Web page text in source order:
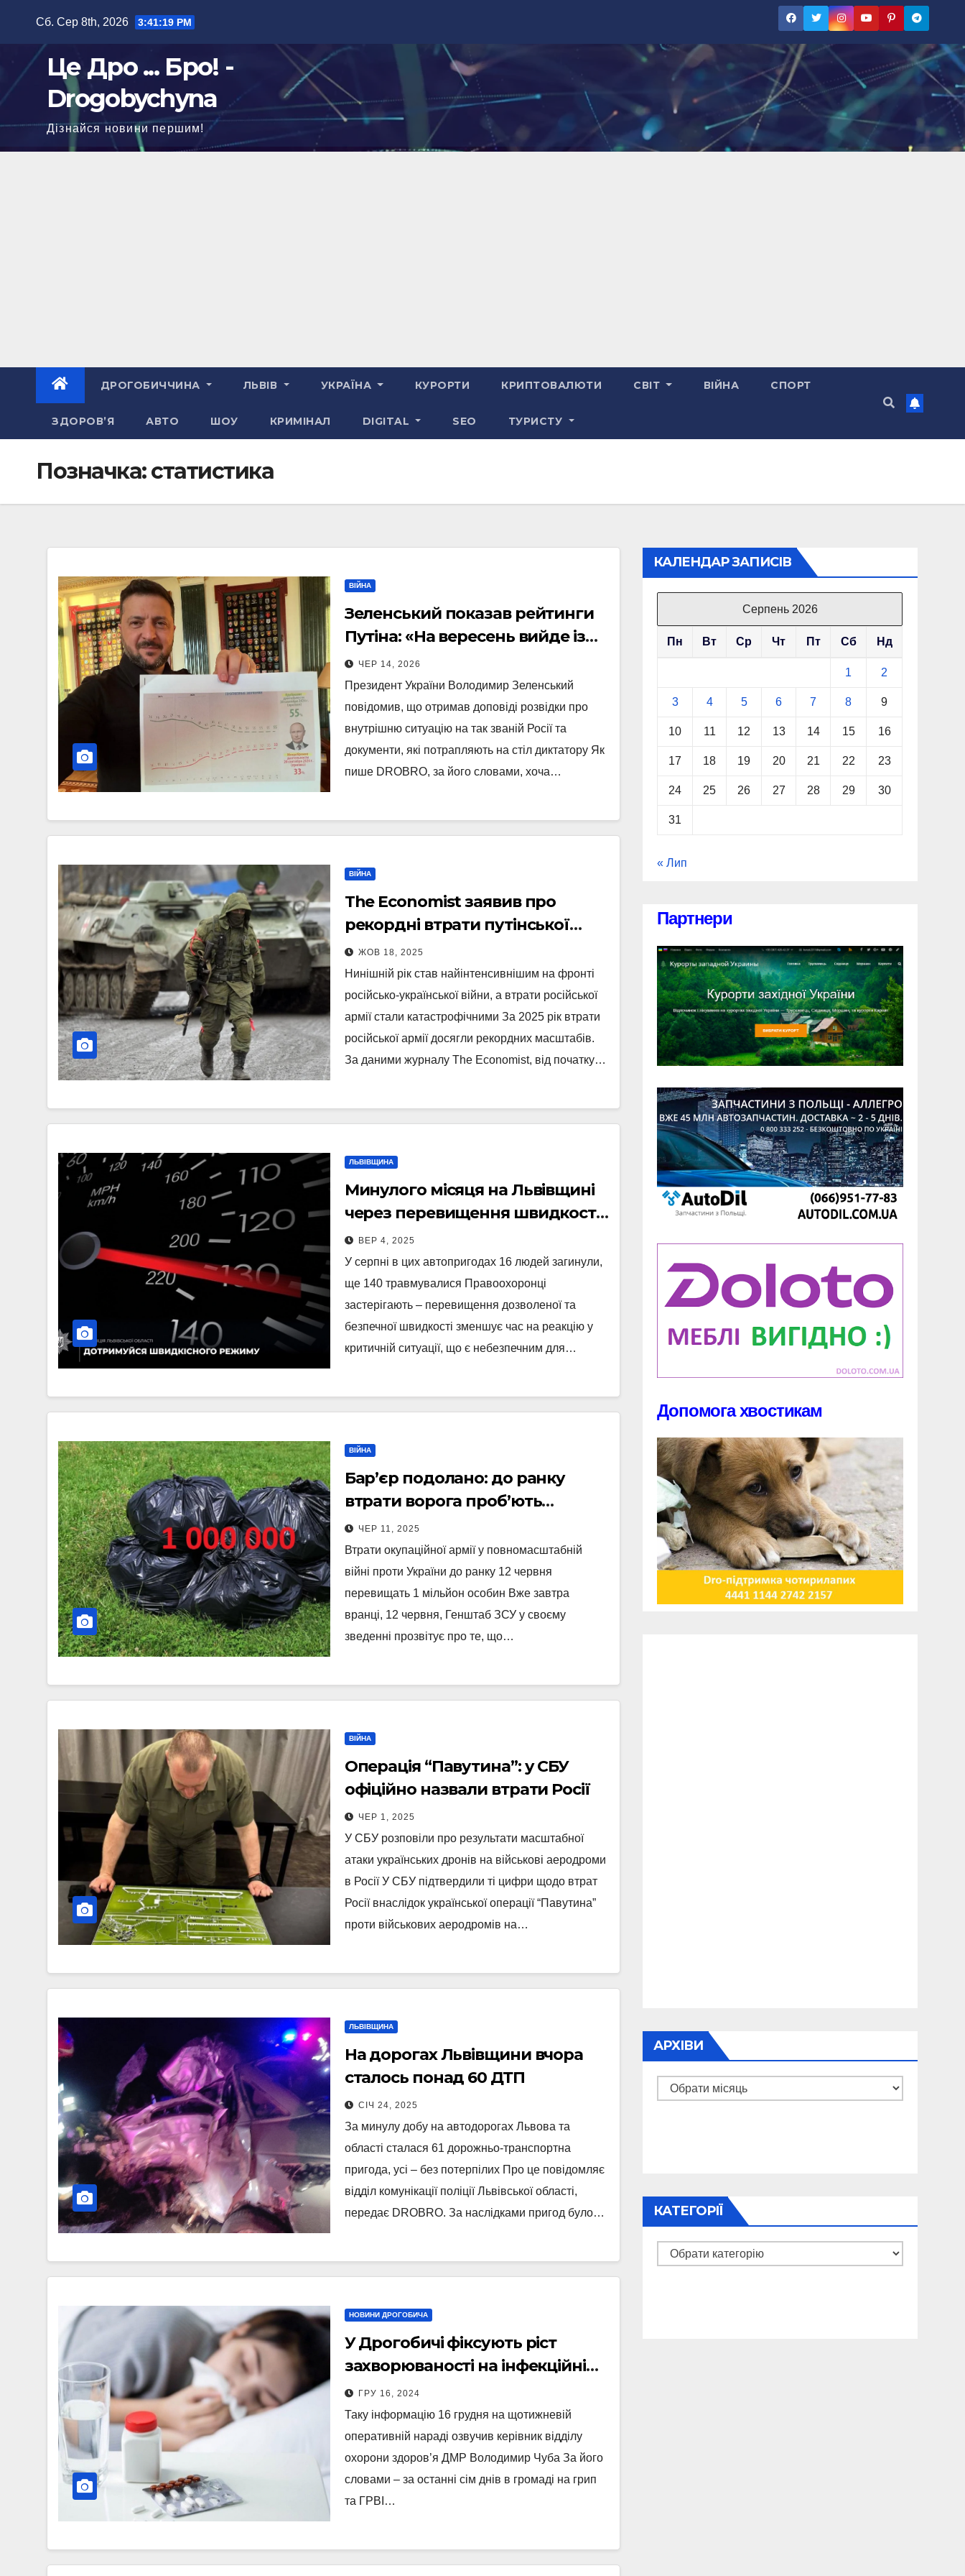
Сб. Сер 8th, 2026 3:41:20 PM
Це Дро ... Бро! -
Drogobychyna
Дізнайся новини першим!
ДРОГОБИЧЧИНА ЛЬВІВ УКРАЇНА КУРОРТИ КРИПТОВАЛЮТИ СВІТ ВІЙНА СПОРТ
ЗДОРОВ’Я АВТО ШОУ КРИМІНАЛ DIGITAL SEO ТУРИСТУ
Позначка:статистика
ВІЙНА
Зеленський показав рейтинги
Путіна: «На вересень вийде із
ще гіршими показниками»
(Фото)
ЧЕР 14, 2026
Президент України Володимир Зеленський
повідомив, що отримав доповіді розвідки про
внутрішню ситуацію на так званій Росії та
документи, які потрапляють на стіл диктатору Як
пише DROBRO, за його словами, хоча…
ВІЙНА
The Economist заявив про
рекордні втрати путінської
армії в Україні – цифри
шокують
ЖОВ 18, 2025
Нинішній рік став найінтенсивнішим на фронті
російсько-української війни, а втрати російської
армії стали катастрофічними За 2025 рік втрати
російської армії досягли рекордних масштабів.
За даними журналу The Economist, від початку…
ЛЬВІВЩИНА
Минулого місяця на Львівщині
через перевищення швидкості
водіями сталось 112 ДТП з
травмованими
ВЕР 4, 2025
У серпні в цих автопригодах 16 людей загинули,
ще 140 травмувалися Правоохоронці
застерігають – перевищення дозволеної та
безпечної швидкості зменшує час на реакцію у
критичній ситуації, що є небезпечним для…
ВІЙНА
Бар’єр подолано: до ранку
втрати ворога проб’ють
позначку в мільйон
ЧЕР 11, 2025
Втрати окупаційної армії у повномасштабній
війні проти України до ранку 12 червня
перевищать 1 мільйон особин Вже завтра
вранці, 12 червня, Генштаб ЗСУ у своєму
зведенні прозвітує про те, що…
ВІЙНА
Операція “Павутина”: у СБУ
офіційно назвали втрати Росії
ЧЕР 1, 2025
У СБУ розповіли про результати масштабної
атаки українських дронів на військові аеродроми
в Росії У СБУ підтвердили ті цифри щодо втрат
Росії внаслідок української операції “Павутина”
проти військових аеродромів на…
ЛЬВІВЩИНА
На дорогах Львівщини вчора
сталось понад 60 ДТП
СІЧ 24, 2025
За минулу добу на автодорогах Львова та
області сталася 61 дорожньо-транспортна
пригода, усі – без потерпілих Про це повідомляє
відділ комунікації поліції Львівської області,
передає DROBRO. За наслідками пригод було…
НОВИНИ ДРОГОБИЧА
У Дрогобичі фіксують ріст
захворюваності на інфекційні
недуги
ГРУ 16, 2024
Таку інформацію 16 грудня на щотижневій
оперативній нараді озвучив керівник відділу
охорони здоров’я ДМР Володимир Чуба За його
словами – за останні сім днів в громаді на грип
та ГРВІ…
КАЛЕНДАР ЗАПИСІВ
Серпень 2026
Пн Вт Ср Чт Пт Сб Нд
1 2
3 4 5 6 7 8 9
10 11 12 13 14 15 16
17 18 19 20 21 22 23
24 25 26 27 28 29 30
31
« Лип
Партнери
Допомога хвостикам
АРХІВИ
Архіви
КАТЕГОРІЇ
Категорії